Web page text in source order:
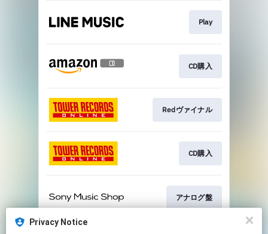
Privacy Notice
Play
CD購入
Redヴァイナル
CD購入
アナログ盤